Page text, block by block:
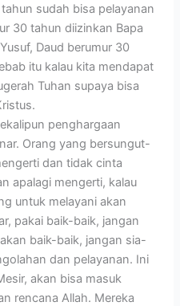
sudah bisa pelayanan
30 tahun diizinkan Bapa
Daud berumur 30
itu kalau kita mendapat
Tuhan supaya bisa
penghargaan
Orang yang bersungut-
dan tidak cinta
apalagi mengerti, kalau
untuk melayani akan
pakai baik-baik, jangan
baik-baik, jangan sia-
dan pelayanan. Ini
akan bisa masuk
rencana Allah. Mereka